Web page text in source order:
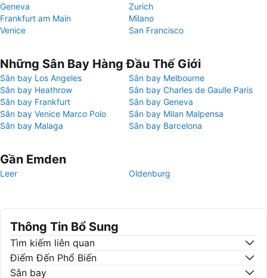
Geneva
Zurich
Frankfurt am Main
Milano
Venice
San Francisco
Những Sân Bay Hàng Đầu Thế Giới
Sân bay Los Angeles
Sân bay Melbourne
Sân bay Heathrow
Sân bay Charles de Gaulle Paris
Sân bay Frankfurt
Sân bay Geneva
Sân bay Venice Marco Polo
Sân bay Milan Malpensa
Sân bay Malaga
Sân bay Barcelona
Gần Emden
Leer Oldenburg
Thông Tin Bổ Sung
Tìm kiếm liên quan
Điểm Đến Phổ Biến
Sân bay